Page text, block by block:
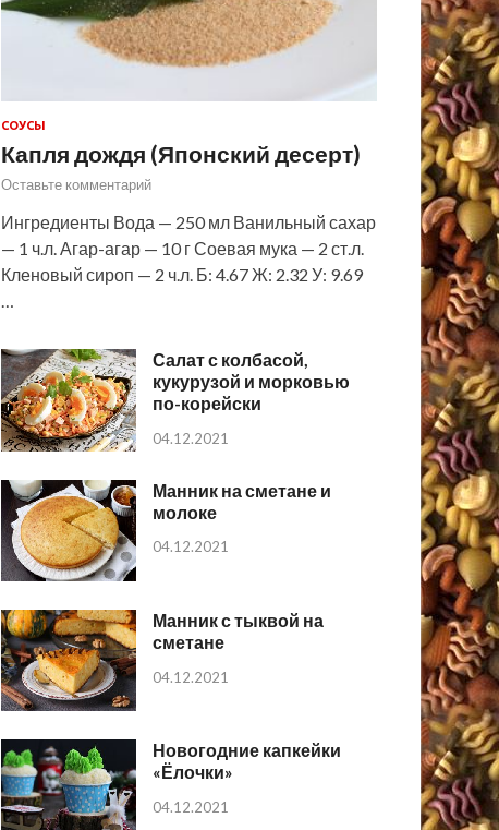
СОУСЫ
Капля дождя (Японский десерт)
Оставьте комментарий
Ингредиенты Вода — 250 мл Ванильный сахар
— 1 ч.л. Агар-агар — 10 г Соевая мука — 2 ст.л.
Кленовый сироп — 2 ч.л. Б: 4.67 Ж: 2.32 У: 9.69
…
Салат с колбасой,
кукурузой и морковью
по-корейски
04.12.2021
Манник на сметане и
молоке
04.12.2021
Манник с тыквой на
сметане
04.12.2021
Новогодние капкейки
«Ёлочки»
04.12.2021